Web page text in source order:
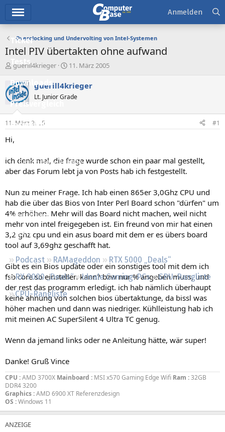
Ticker
Tests
Downloads
Preisvergleich
Forum
Aktuelles
Empfohlene Inhalte
Neueste Aktivitäten
Leserartikel
Regeln
Podcast RAMageddon
RTX 5000 „Deals“
RX 9000 „Deals“
Ideale Gaming-PCs
GPU-Rangliste
CPU-Rangliste
Anmelden
Overclocking und Undervolting von Intel-Systemen
Intel PIV übertakten ohne aufwand
E
s
t
e
e
guerill4krieger
E
s
e
t
11. März 2005
guerill4krieger
Lt. Junior Grade
11. März 2005 #1
Hi,
ich denk mal, die frage wurde schon ein paar mal gestellt,
aber das Forum lebt ja von Posts hab ich festgestellt.
Nun zu meiner Frage. Ich hab einen 865er 3,0Ghz CPU und
hab die über das Bios von Inter Perl Board schon "dürfen" um
4% erhöhen. Mehr will das Board nicht machen, weil nicht
mehr von intel freigegeben ist. Ein freund von mir hat einen
3,2 ghz cpu und ein asus board mit dem er es übers board
tool auf 3,69ghz geschafft hat.
Gibt es ein Bios update oder ein sonstiges tool mit dem ich
fsb core so einstellen kann? bzw nur % angeben muss, und
der rest das programm erledigt. ich hab nämlich überhaupt
keine ahnung von solchen bios übertaktunge, da bissl was
höher machen und dann was niedriger. Kühlleistung hab ich
mit meinen AC SuperSilent 4 Ultra TC genug.
Wenn da jemand links oder ne Anleitung hätte, wär super!
Danke! Gruß Vince
CPU :AMD 3700X Mainboard : MSI x570 Gaming Edge Wifi Ram :32GB
DDR4 3200
Graphics :AMD 6900 XT Referenzdesign
OS :Windows 11